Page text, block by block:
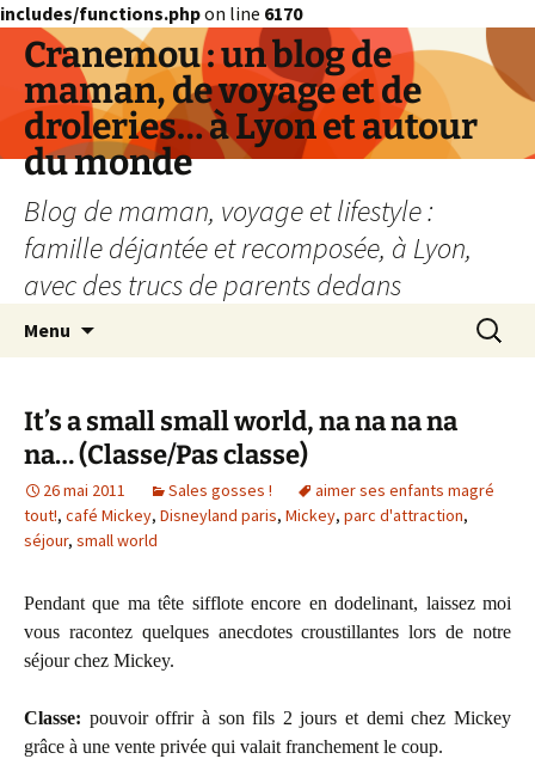
includes/functions.phpon line 6170
Cranemou : un blog de
maman, de voyage et de
droleries… à Lyon et autour
du monde
Blog de maman, voyage et lifestyle :
famille déjantée et recomposée, à Lyon,
avec des trucs de parents dedans
Menu
It’s a small small world, na na na na
na… (Classe/Pas classe)
26 mai 2011 Sales gosses !
aimer ses enfants magré
tout!, café Mickey, Disneyland paris, Mickey, parc d'attraction,
séjour, small world
Pendant que ma tête sifflote encore en dodelinant, laissez moi
vous racontez quelques anecdotes croustillantes lors de notre
séjour chez Mickey.
Classe: pouvoir offrir à son fils 2 jours et demi chez Mickey
grâce à une vente privée qui valait franchement le coup.